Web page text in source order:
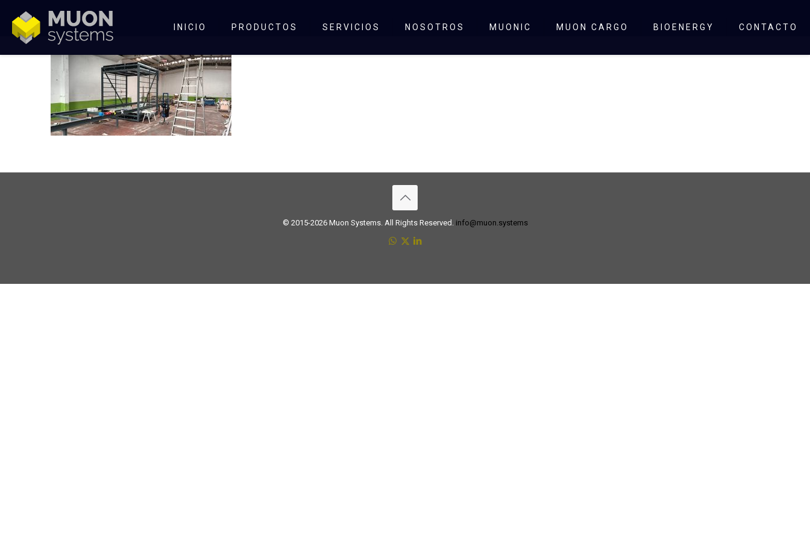
INICIO PRODUCTOS SERVICIOS NOSOTROS MUONIC MUON CARGO BIOENERGY CONTACTO
© 2015-2026 Muon Systems. All Rights Reserved. info@muon.systems